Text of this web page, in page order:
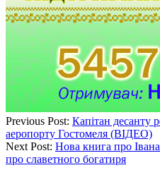
Previous Post: Капітан десанту
аеропорту Гостомеля (ВІДЕО)
Next Post: Нова книга про
про славетного богатиря